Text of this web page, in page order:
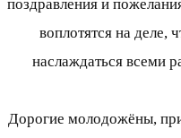
поздравления и
воплотятся на деле,
наслаждаться всеми
Дорогие молодожёны,